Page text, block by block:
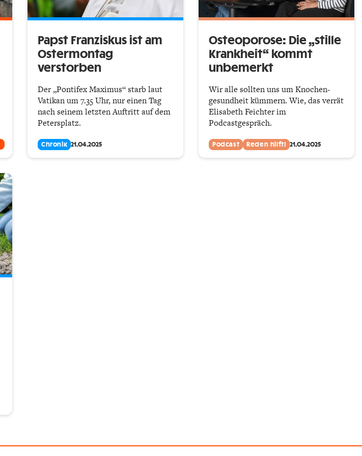
Papst Franziskus ist am
Ostermontag
verstorben
Der „Pontifex Maximus“ starb laut
Vatikan um 7.35 Uhr, nur einen Tag
nach seinem letzten Auftritt auf dem
Petersplatz.
Chronik 21.04.2025
Osteoporose: Die „stille
Krankheit“ kommt
unbemerkt
Wir alle sollten uns um Knochen­
gesundheit kümmern. Wie, das verrät
Elisabeth Feichter im
Podcastgespräch.
Podcast Reden hilft! 21.04.2025